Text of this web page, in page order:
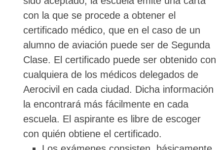
con la que se procede a obtener el
certificado médico, que en el caso de un
alumno de aviación puede ser de Segunda
Clase. El certificado puede ser obtenido con
cualquiera de los médicos delegados de
Aerocivil en cada ciudad. Dicha información
la encontrará más fácilmente en cada
escuela. El aspirante es libre de escoger
con quién obtiene el certificado.